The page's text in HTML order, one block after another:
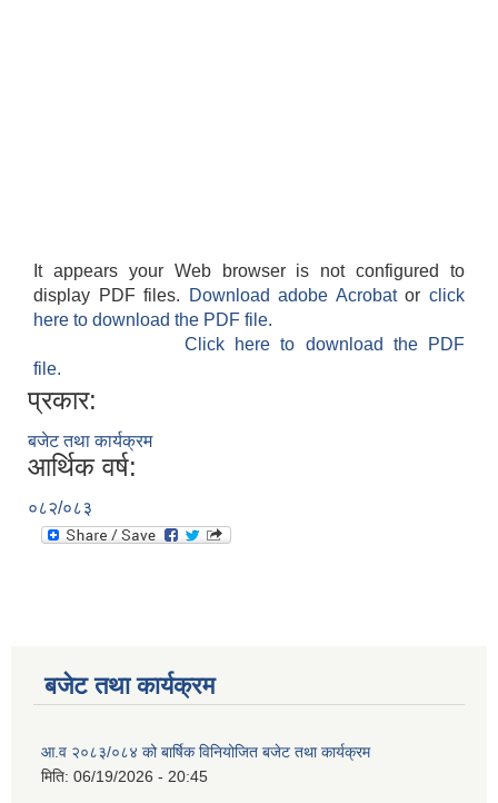
It appears your Web browser is not configured to
display PDF files.
Download adobe Acrobatorclick
here to download the PDF file.
Click here to download the PDF
file.
प्रकार:
बजेट तथा कार्यक्रम
आर्थिक वर्ष:
०८२/०८३
बजेट तथा कार्यक्रम
आ.व २०८३/०८४ को बार्षिक विनियोजित बजेट तथा कार्यक्रम
मिति: 06/19/2026 - 20:45